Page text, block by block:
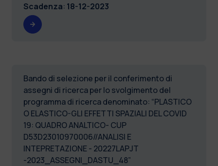
Scadenza: 18-12-2023
Bando di selezione per il conferimento di
assegni di ricerca per lo svolgimento del
programma di ricerca denominato: “PLASTICO
O ELASTICO-GLI EFFETTI SPAZIALI DEL COVID
19: QUADRO ANALTICO- CUP
D53D23010970006//ANALISI E
INTEPRETAZIONE - 20227LAPJT
-2023_ASSEGNI_DASTU_48”